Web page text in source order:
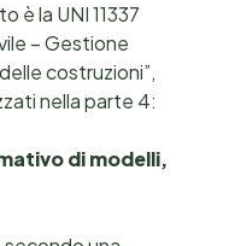
è la UNI 11337
– Gestione
costruzioni”,
nella parte 4:
di modelli,